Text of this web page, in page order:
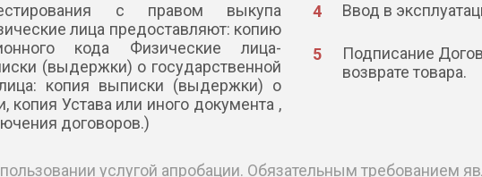
с правом выкупа
лица предоставляют: копию
кода Физические лица-
(выдержки) о государственной
копия выписки (выдержки) о
копия Устава или иного документа ,
договоров.)
Ввод в
Подписание
возврате товара.
услугой апробации. Обязательным требованием